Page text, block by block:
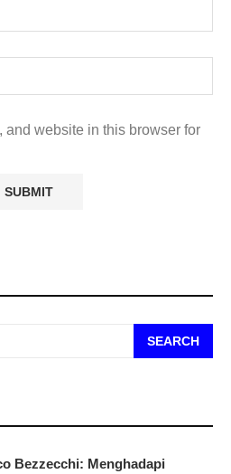
and website in this browser for
SEARCH
Bezzecchi: Menghadapi